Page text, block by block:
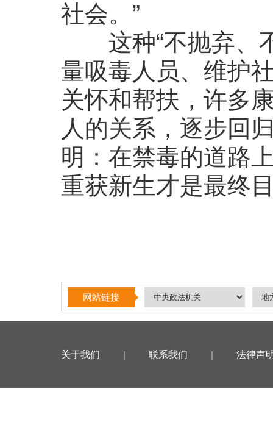
社会。”
这种“不抛弃、不
量吸毒人员、维护
关怀和帮扶，许多
人的关系，逐步回
明：在禁毒的道路
重获新生才是最终
网站链接
关于我们 | 联系我们 | 法律声